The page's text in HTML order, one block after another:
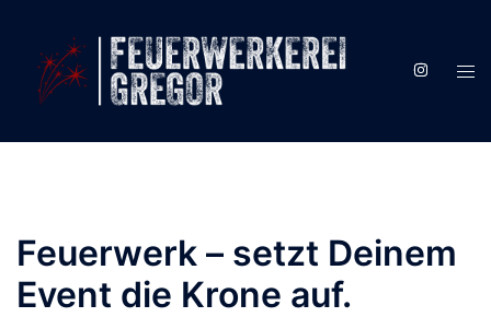
springen
Feuerwerk – setzt Deinem
Event die Krone auf.